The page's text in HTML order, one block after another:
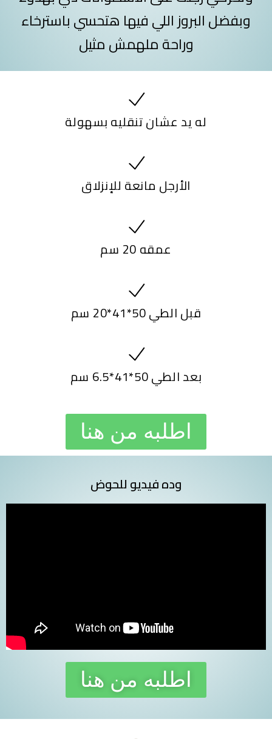
وبفضل البروز اللي فيها هتحسي باسترخاء
وراحة ملهمش مثيل
له يد عشان تنقليه بسهولة
الأرجل مانعة للإنزلاق
عمقه 20 سم
قبل الطي 50*41*20 سم
بعد الطي 50*41*6.5 سم
اطلبه من هنا
وده فيديو للحوض
اطلبه من هنا